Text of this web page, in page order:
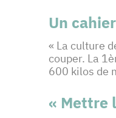
Un
« La culture
couper. La
600 kilos de
« Mettre